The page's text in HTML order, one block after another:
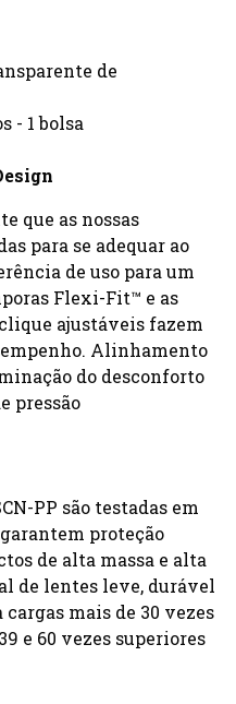
de
- 1 bolsa
que as nossas
para se adequar ao
de uso para um
Flexi-Fit™ e as
ajustáveis fazem
Alinhamento
do desconforto
pressão
PP são testadas em
proteção
de alta massa e alta
de lentes leve, durável
mais de 30 vezes
e 60 vezes superiores